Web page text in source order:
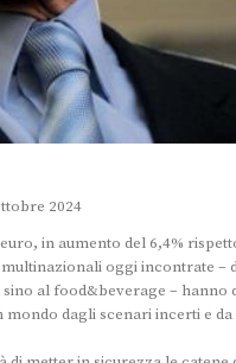
2024
in aumento del 6,4%
oggi incontrate –
al food&beverage – hanno
dagli scenari incerti e